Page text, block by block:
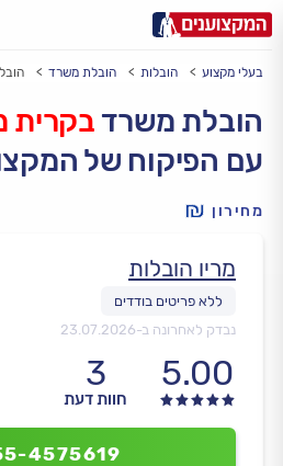
עירעיר: תל אביב, חיפה…
בעלי מקצוע הובלות הובלת משרד
הובלת משרד בקרית
עם הפיקוח של
מחירון
מריו הובלות
נבדק לאחרונה ב-23.07.2026
5.00
3
חוות דעת
4575619